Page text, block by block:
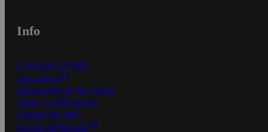
Info
S-Business yrityksille
Oiva-raportit
Osuuskauppojen yhteystiedot
Tilaus- ja toimitusehdot
Tietosuojakäytäntö
Palvelun käyttöehdot